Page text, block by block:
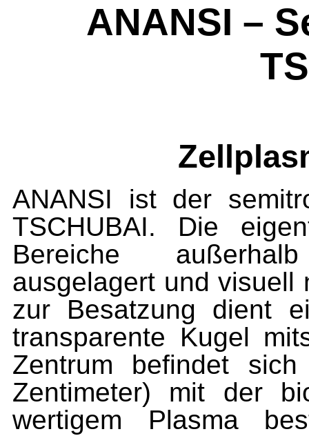
ANANSI –
ANANSI ist der
TSCHUBAI. Die
Bereiche
ausgelagert und visuell
zur Besatzung dient
transparente Kugel
Zentrum befindet
Zentimeter) mit der
wertigem Plasma